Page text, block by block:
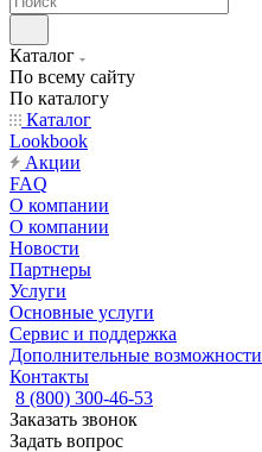
Каталог
По всему сайту
По каталогу
Каталог
Lookbook
Акции
FAQ
О компании
О компании
Новости
Партнеры
Услуги
Основные услуги
Сервис и поддержка
Дополнительные возможности
Контакты
8 (800) 300-46-53
Заказать звонок
Задать вопрос